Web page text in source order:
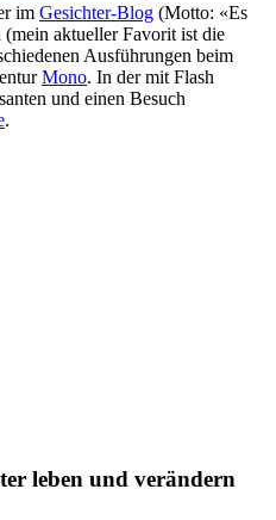
im Gesichter-Blog (Motto: «Es
(mein aktueller Favorit ist die
Ausführungen beim
Mono. In der mit Flash
und einen Besuch
.
leben und verändern